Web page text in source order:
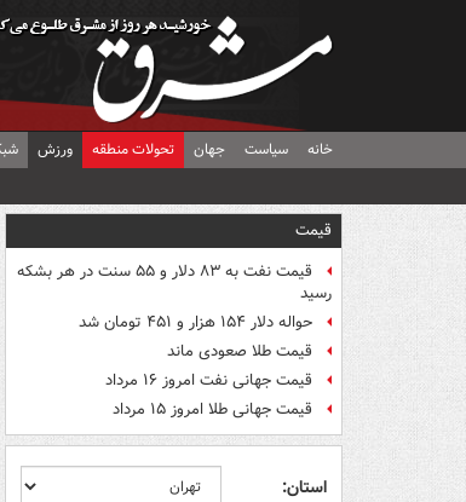
خانه سیاست جهان تحولات منطقه ورزش
قیمت
قیمت نفت به ۸۳ دلار و ۵۵ سنت در هر بشکه
رسید
حواله دلار ۱۵۴ هزار و ۴۵۱ تومان شد
قیمت طلا صعودی ماند
قیمت جهانی نفت امروز ۱۶ مرداد
قیمت جهانی طلا امروز ۱۵ مرداد
استان: